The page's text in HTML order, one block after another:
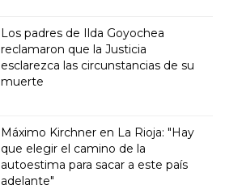
Los padres de Ilda Goyochea
reclamaron que la Justicia
esclarezca las circunstancias de su
muerte
Máximo Kirchner en La Rioja: "Hay
que elegir el camino de la
autoestima para sacar a este país
adelante"